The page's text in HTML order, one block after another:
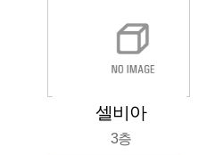
셀비아
3층